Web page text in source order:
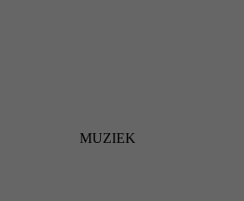
MUZIEK